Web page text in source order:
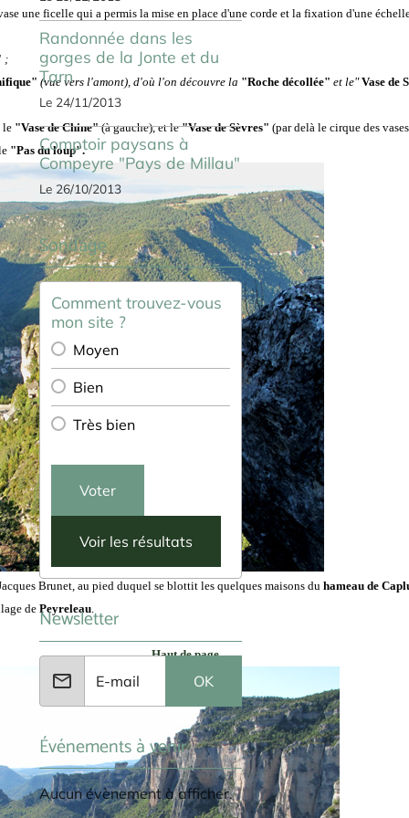
une ficelle qui a permis la mise en place d'une corde et la fixation d'une
;
(vue vers l'amont), d'où l'on découvre la "Roche décollée" et le"Vase de
le "Vase de Chine"(à gauche), et le "Vase de Sèvres" (par delà le cirque des
"Pas du loup".
Brunet, au pied duquel se blottit les quelques maisons du hameau de
de Peyreleau.
Haut de page
Randonnée dans les
gorges de la Jonte et du
Tarn
Le 24/11/2013
Comptoir paysans à
Compeyre "Pays de Millau"
Le 26/10/2013
Sondage
Comment trouvez-vous
mon site ?
Moyen
Bien
Très bien
Voter
Voir les résultats
Newsletter
OK
Événements à venir
Aucun évènement à afficher.